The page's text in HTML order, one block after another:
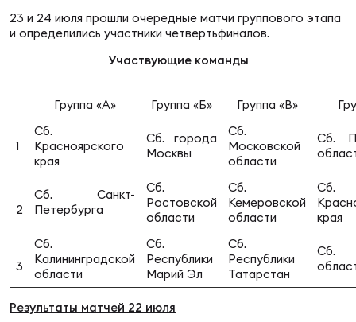
Магазин
23 и 24 июля прошли очередные матчи группового этапа
и определились участники четвертьфиналов.
Участвующие команды
Группа «А» Группа «Б» Группа «В»
1
Сб.
Красноярского
края
Сб. города
Москвы
Сб.
Московской
области
Сб.
2
Сб. Санкт-
Петербурга
Сб.
Ростовской
области
Сб.
Кемеровской
области
Сб.
края
3
Сб.
Калининградской
области
Сб.
Республики
Марий Эл
Сб.
Республики
Татарстан
Сб.
Результаты матчей 22 июля